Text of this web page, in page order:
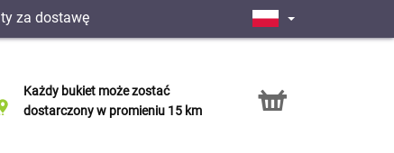
za dostawę
Każdy bukiet może zostać
dostarczony w promieniu 15 km
Usługa Click & Collect